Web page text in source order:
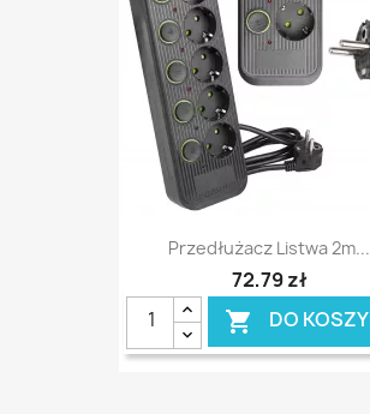
Przedłużacz Listwa 2m...
72,79 zł
 DO